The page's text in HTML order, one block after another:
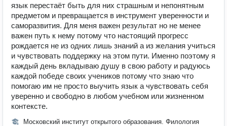
язык перестаёт быть для них страшным и непонятным
предметом и превращается в инструмент уверенности и
саморазвития. Для меня важен результат но не менее
важен путь к нему потому что настоящий прогресс
рождается не из одних лишь знаний а из желания учиться
и чувствовать поддержку на этом пути. Именно поэтому я
каждый день вкладываю душу в свою работу и радуюсь
каждой победе своих учеников потому что знаю что
помогаю им не просто выучить язык а чувствовать себя
уверенно и свободно в любом учебном или жизненном
контексте.
Московский институт открытого образования. Филология